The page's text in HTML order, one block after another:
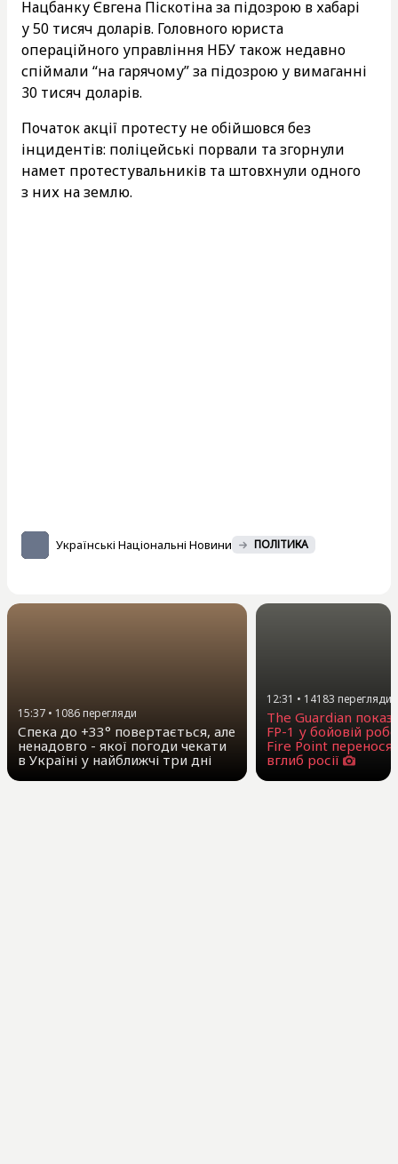
Нацбанку Євгена Піскотіна за підозрою в хабарі
у 50 тисяч доларів. Головного юриста
операційного управління НБУ також недавно
спіймали “на гарячому” за підозрою у вимаганні
30 тисяч доларів.
Початок акції протесту не обійшовся без
інцидентів: поліцейські порвали та згорнули
намет протестувальників та штовхнули одного
з них на землю.
Українські Національні Новини ПОЛІТИКА
15:37 • 1086перегляди
Спека до +33° повертається, але
ненадовго - якої погоди чекати
в Україні у найближчі три дні
12:31 • 14183 перегляди
The Guardian
FP-1 у бойовій
Fire Point
вглиб росії